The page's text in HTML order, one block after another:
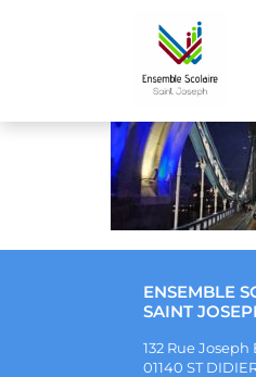
ENSEMBLE
SAINT
132 Rue Joseph
01140 ST